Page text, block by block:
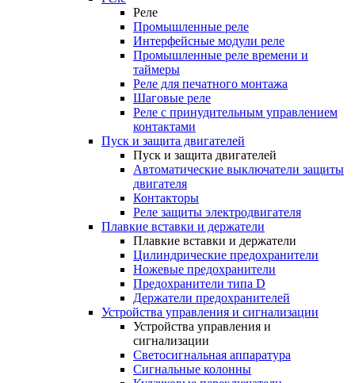
Реле
Промышленные реле
Интерфейсные модули реле
Промышленные реле времени и
таймеры
Реле для печатного монтажа
Шаговые реле
Реле с принудительным управлением
контактами
Пуск и защита двигателей
Пуск и защита двигателей
Автоматические выключатели защиты
двигателя
Контакторы
Реле защиты электродвигателя
Плавкие вставки и держатели
Плавкие вставки и держатели
Цилиндрические предохранители
Ножевые предохранители
Предохранители типа D
Держатели предохранителей
Устройства управления и сигнализации
Устройства управления и
сигнализации
Светосигнальная аппаратура
Сигнальные колонны